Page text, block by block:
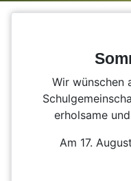
Wir wünschen
erholsame
Am 17.